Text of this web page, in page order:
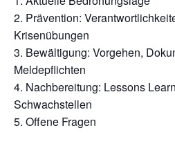
2. Prävention:
Krisenübungen
3. Bewältigung: Vorgehen,
Meldepflichten
4. Nachbereitung: Lessons
Schwachstellen
5. Offene Fragen